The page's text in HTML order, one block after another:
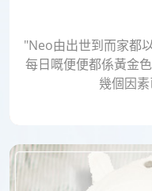
"Neo由出世到而家都
每日嘅便便都係黃金
幾個因